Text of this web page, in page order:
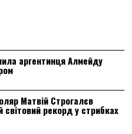
аргентинця Алмейду
Матвій Строгалєв
світовий рекорд у стрибках